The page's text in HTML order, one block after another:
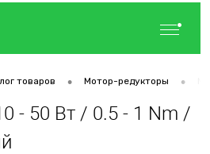
товаров • Мотор-редукторы •
- 50 Вт / 0.5 - 1 Nm /